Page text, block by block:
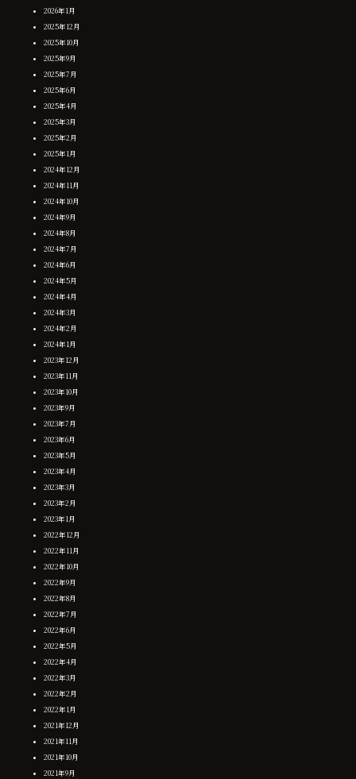
2026年1月
2025年12月
2025年10月
2025年9月
2025年7月
2025年6月
2025年4月
2025年3月
2025年2月
2025年1月
2024年12月
2024年11月
2024年10月
2024年9月
2024年8月
2024年7月
2024年6月
2024年5月
2024年4月
2024年3月
2024年2月
2024年1月
2023年12月
2023年11月
2023年10月
2023年9月
2023年7月
2023年6月
2023年5月
2023年4月
2023年3月
2023年2月
2023年1月
2022年12月
2022年11月
2022年10月
2022年9月
2022年8月
2022年7月
2022年6月
2022年5月
2022年4月
2022年3月
2022年2月
2022年1月
2021年12月
2021年11月
2021年10月
2021年9月